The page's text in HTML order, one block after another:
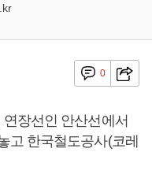
0
장선인 안산선에서
고 한국철도공사(코레